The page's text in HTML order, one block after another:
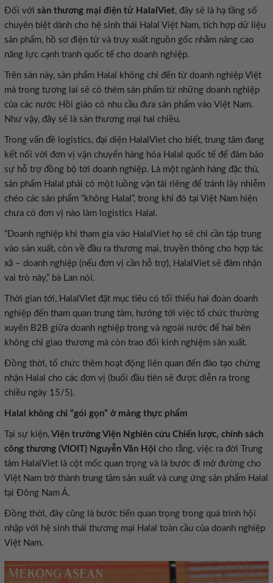
Đối với sàn thương mại điện tử HalalViet, đây sẽ là hạ tầng số
chuyên biệt dành cho hệ sinh thái Halal Việt Nam, tích hợp dữ liệu
sản phẩm, hồ sơ điện tử và truy xuất nguồn gốc nhằm nâng cao
năng lực cạnh tranh quốc tế cho doanh nghiệp.
Trên sàn này, sản phẩm Halal không chỉ đến từ doanh nghiệp Việt
mà trong tương lai sẽ có thêm sản phẩm từ những doanh nghiệp
của các nước Hồi giáo có nhu cầu đưa sản phẩm vào Việt Nam.
Như vậy, đây sẽ là sàn thương mại hai chiều.
Trong vấn đề logistics, đại diện HalalViet cho biết, trung tâm đang
kết nối với đơn vị vận chuyển hàng hóa Halal quốc tế để đảm bảo
sự hỗ trợ đồng bộ tới doanh nghiệp. Là một ngành hàng đặc thù,
sản phẩm Halal phải có một luồng vận tải riêng để tránh lây nhiễm
chéo các sản phẩm “không Halal”, trong khi đó tại Việt Nam hiện
chưa có đơn vị nào làm logistics Halal.
“Doanh nghiệp khi tham gia vào HalalViet họ sẽ chỉ cần tập trung
vào sản xuất, còn về đầu ra thương mại, truyền thông cho hợp tác
xã – doanh nghiệp (nếu đơn vị cần hỗ trợ), HalalViet sẽ đảm nhận
vai trò này,” bà Lan nói.
Thời gian tới, HalalViet đặt mục tiêu có tối thiểu hai đoàn doanh
nghiệp đến tham quan trung tâm, hướng tới việc tổ chức thường
xuyên B2B giữa doanh nghiệp trong và ngoài nước để hai bên
không chỉ giao thương mà còn trao đổi kinh nghiệm sản xuất.
Đồng thời, tổ chức thêm hoạt động liên quan đến đào tạo chứng
nhận Halal cho các đơn vị (buổi đầu tiên sẽ được diễn ra trong
chiều ngày 15/5).
Halal không chỉ “gói gọn” ở mảng thực phẩm
Tại sự kiện, Viện trưởng Viện Nghiên cứu Chiến lược, chính sách
công thương (VIOIT) Nguyễn Văn Hội cho rằng, việc ra đời Trung
tâm HalalViet là cột mốc quan trọng và là bước đi mở đường cho
Việt Nam trở thành trung tâm sản xuất và cung ứng sản phẩm Halal
tại Đông Nam Á.
Đồng thời, đây cũng là bước tiến quan trọng trong quá trình hội
nhập với hệ sinh thái thương mại Halal toàn cầu của doanh nghiệp
Việt Nam.